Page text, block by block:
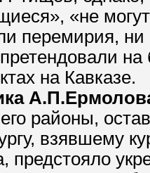
«не
перемирия, ни
на Кавказе.
районы,
взявшему
предстояло